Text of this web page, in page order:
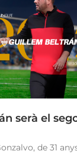
serà el
de 31